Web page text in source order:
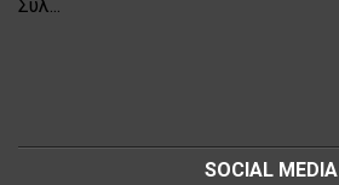
Συλ...
SOCIAL MEDIA